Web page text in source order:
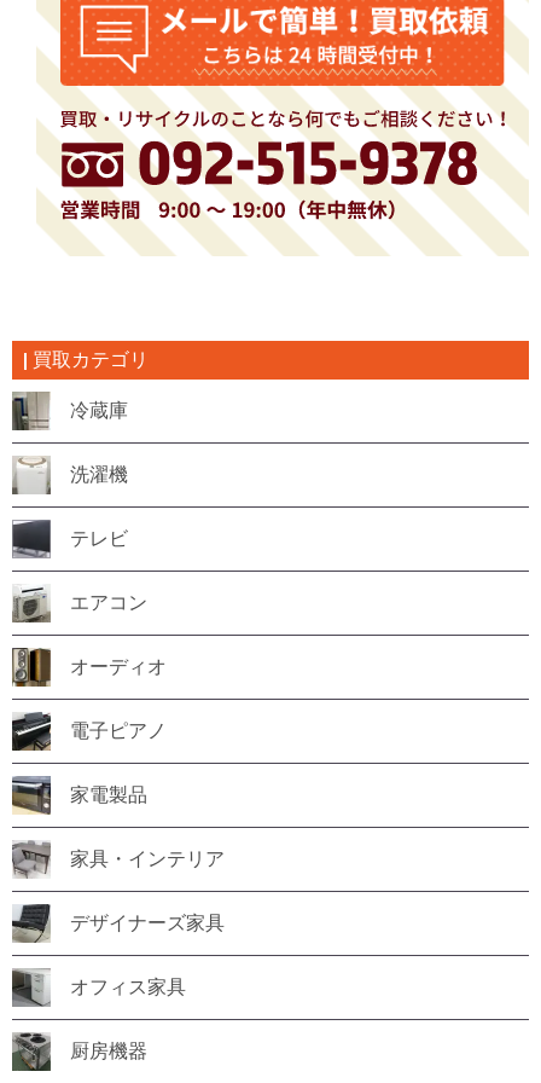
買取カテゴリ
冷蔵庫
洗濯機
テレビ
エアコン
オーディオ
電子ピアノ
家電製品
家具・インテリア
デザイナーズ家具
オフィス家具
厨房機器